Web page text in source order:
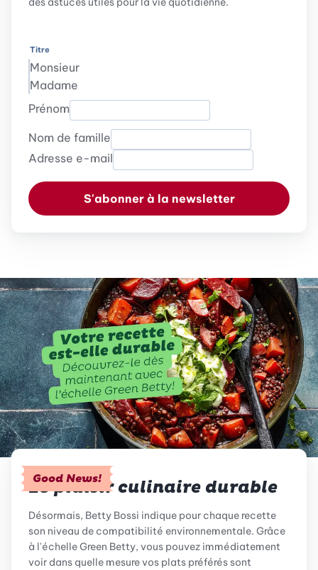
Titre
Monsieur
Madame
Prénom
Nom de famille
Adresse e-mail
S'abonner à la newsletter
Good News!
Le plaisir culinaire durable
Désormais, Betty Bossi indique pour chaque recette
son niveau de compatibilité environnementale. Grâce
à l'échelle Green Betty, vous pouvez immédiatement
voir dans quelle mesure vos plats préférés sont